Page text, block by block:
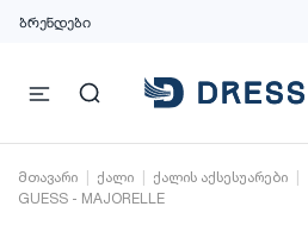
ბრენდები
მთავარი ქალი ქალის აქსესუარები
GUESS - MAJORELLE